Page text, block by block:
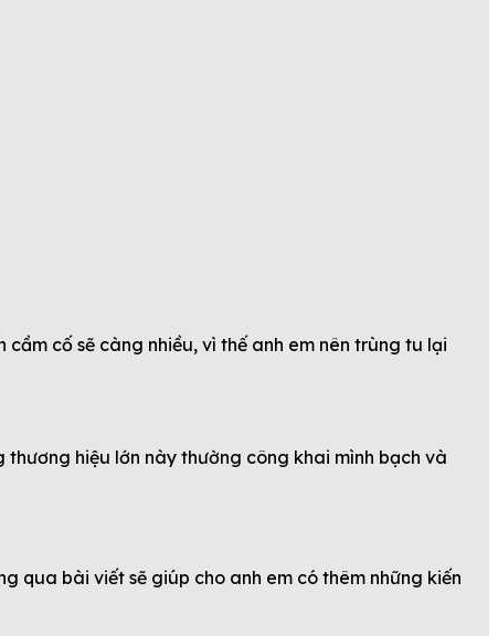
cố sẽ càng nhiều, vì thế anh em nên trùng tu lại
hiệu lớn này thường công khai mình bạch và
qua bài viết sẽ giúp cho anh em có thêm những kiến